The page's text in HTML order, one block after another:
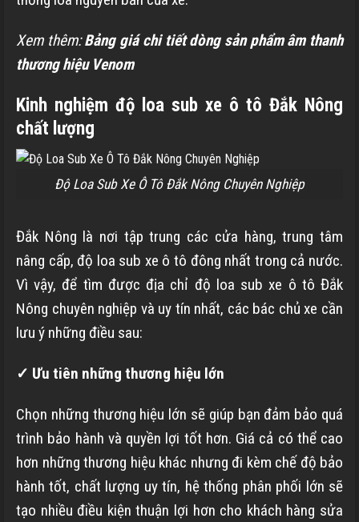
Xem thêm:Bảng giá chi tiết dòng sản phẩm âm thanh
thương hiệu Venom
Kinh nghiệm độ loa sub xe ô tô Đắk Nông
chất lượng
Độ Loa Sub Xe Ô Tô Đắk Nông Chuyên Nghiệp
Đắk Nông là nơi tập trung các cửa hàng, trung tâm
nâng cấp, độ loa sub xe ô tô đông nhất trong cả nước.
Vì vậy, để tìm được địa chỉ độ loa sub xe ô tô Đắk
Nông chuyên nghiệp và uy tín nhất, các bác chủ xe cần
lưu ý những điều sau:
✓ Ưu tiên những thương hiệu lớn
Chọn những thương hiệu lớn sẽ giúp bạn đảm bảo quá
trình bảo hành và quyền lợi tốt hơn. Giá cả có thể cao
hơn những thương hiệu khác nhưng đi kèm chế độ bảo
hành tốt, chất lượng uy tín, hệ thống phân phối lớn sẽ
tạo nhiều điều kiện thuận lợi hơn cho khách hàng sửa